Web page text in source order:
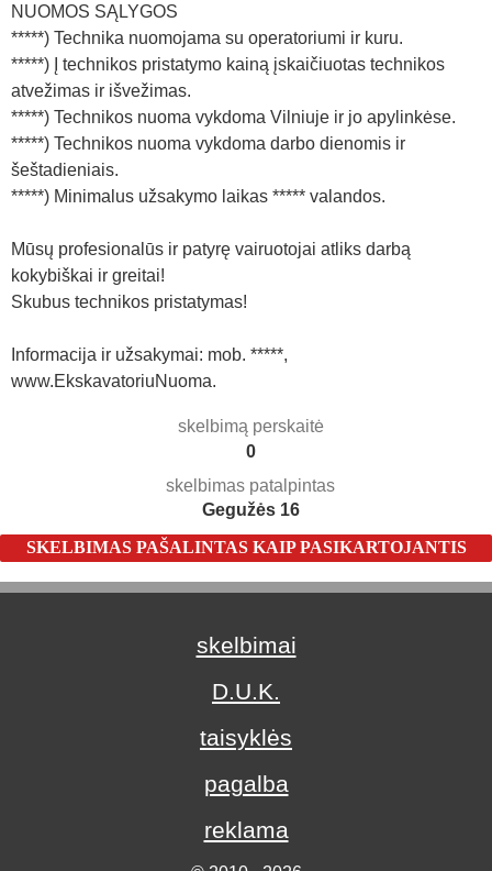
NUOMOS SĄLYGOS
*****) Technika nuomojama su operatoriumi ir kuru.
*****) Į technikos pristatymo kainą įskaičiuotas technikos
atvežimas ir išvežimas.
*****) Technikos nuoma vykdoma Vilniuje ir jo apylinkėse.
*****) Technikos nuoma vykdoma darbo dienomis ir
šeštadieniais.
*****) Minimalus užsakymo laikas ***** valandos.
Mūsų profesionalūs ir patyrę vairuotojai atliks darbą
kokybiškai ir greitai!
Skubus technikos pristatymas!
Informacija ir užsakymai: mob. *****,
www.EkskavatoriuNuoma.
skelbimą perskaitė
0
skelbimas patalpintas
Gegužės 16
SKELBIMAS PAŠALINTAS KAIP PASIKARTOJANTIS
skelbimai
D.U.K.
taisyklės
pagalba
reklama